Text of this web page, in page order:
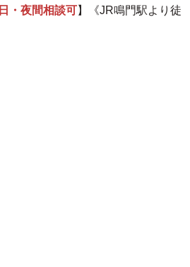
・夜間相談可】《JR鳴門駅より徒